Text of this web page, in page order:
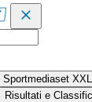
Sportmediaset XXL
Risultati e